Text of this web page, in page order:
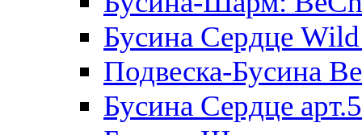
Бусина Сердце
Подвеска-Бусина
Бусина Сердце